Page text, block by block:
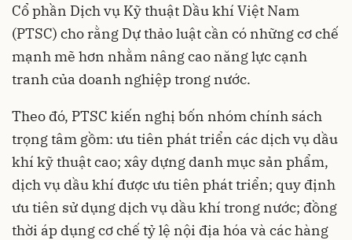
Cổ phần Dịch vụ Kỹ thuật Dầu khí Việt Nam
(PTSC) cho rằng Dự thảo luật cần có những cơ chế
mạnh mẽ hơn nhằm nâng cao năng lực cạnh
tranh của doanh nghiệp trong nước.
Theo đó, PTSC kiến nghị bốn nhóm chính sách
trọng tâm gồm: ưu tiên phát triển các dịch vụ dầu
khí kỹ thuật cao; xây dựng danh mục sản phẩm,
dịch vụ dầu khí được ưu tiên phát triển; quy định
ưu tiên sử dụng dịch vụ dầu khí trong nước; đồng
thời áp dụng cơ chế tỷ lệ nội địa hóa và các hàng